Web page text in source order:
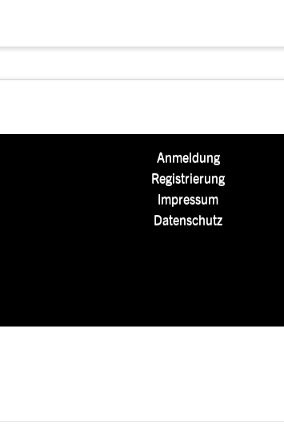
Anmeldung
Registrierung
Impressum
Datenschutz